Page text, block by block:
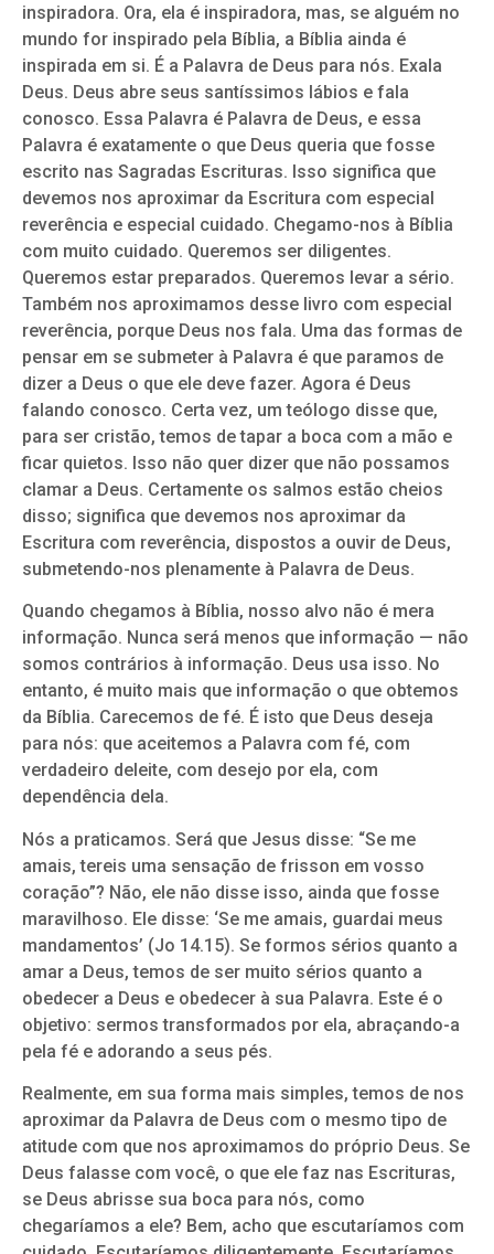
inspiradora. Ora, ela é inspiradora, mas, se alguém no
mundo for inspirado pela Bíblia, a Bíblia ainda é
inspirada em si. É a Palavra de Deus para nós. Exala
Deus. Deus abre seus santíssimos lábios e fala
conosco. Essa Palavra é Palavra de Deus, e essa
Palavra é exatamente o que Deus queria que fosse
escrito nas Sagradas Escrituras. Isso significa que
devemos nos aproximar da Escritura com especial
reverência e especial cuidado. Chegamo-nos à Bíblia
com muito cuidado. Queremos ser diligentes.
Queremos estar preparados. Queremos levar a sério.
Também nos aproximamos desse livro com especial
reverência, porque Deus nos fala. Uma das formas de
pensar em se submeter à Palavra é que paramos de
dizer a Deus o que ele deve fazer. Agora é Deus
falando conosco. Certa vez, um teólogo disse que,
para ser cristão, temos de tapar a boca com a mão e
ficar quietos. Isso não quer dizer que não possamos
clamar a Deus. Certamente os salmos estão cheios
disso; significa que devemos nos aproximar da
Escritura com reverência, dispostos a ouvir de Deus,
submetendo-nos plenamente à Palavra de Deus.
Quando chegamos à Bíblia, nosso alvo não é mera
informação. Nunca será menos que informação — não
somos contrários à informação. Deus usa isso. No
entanto, é muito mais que informação o que obtemos
da Bíblia. Carecemos de fé. É isto que Deus deseja
para nós: que aceitemos a Palavra com fé, com
verdadeiro deleite, com desejo por ela, com
dependência dela.
Nós a praticamos. Será que Jesus disse: “Se me
amais, tereis uma sensação de frisson em vosso
coração”? Não, ele não disse isso, ainda que fosse
maravilhoso. Ele disse: ‘Se me amais, guardai meus
mandamentos’ (Jo 14.15). Se formos sérios quanto a
amar a Deus, temos de ser muito sérios quanto a
obedecer a Deus e obedecer à sua Palavra. Este é o
objetivo: sermos transformados por ela, abraçando-a
pela fé e adorando a seus pés.
Realmente, em sua forma mais simples, temos de nos
aproximar da Palavra de Deus com o mesmo tipo de
atitude com que nos aproximamos do próprio Deus. Se
Deus falasse com você, o que ele faz nas Escrituras,
se Deus abrisse sua boca para nós, como
chegaríamos a ele? Bem, acho que escutaríamos com